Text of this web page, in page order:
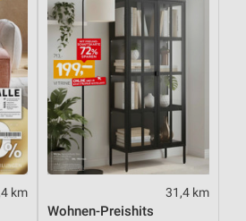
km 31,4 km
Wohnen-Preishits